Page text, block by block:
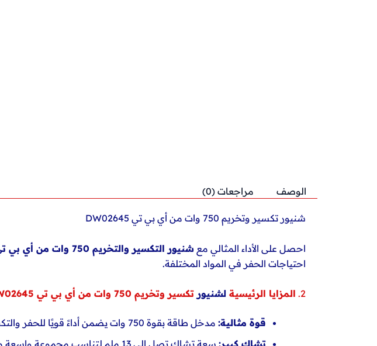
الوصف مراجعات (0)
شنيور تكسير وتخريم 750 وات من أي بي تي DW02645
احصل على الأداء المثالي مع شنيور التكسير والتخريم 750 وات من أي بي تي (
احتياجات الحفر في المواد المختلفة.
2. المزايا الرئيسية لشنيور تكسير وتخريم 750 وات من أي بي تي DW02645
قوة مثالية: مدخل طاقة بقوة 750 وات يضمن أداءً قويًا للحفر والتكسير.